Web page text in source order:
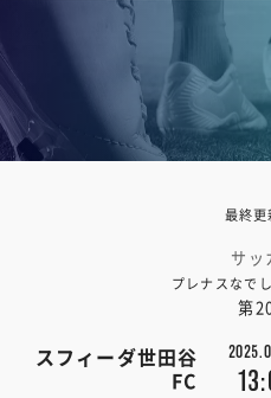
最終更
サッ
プレナスなで
第
スフィーダ世田谷
FC